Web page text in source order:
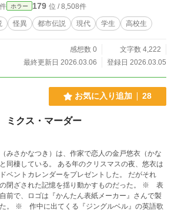
ホラー 179 位 / 8,508件
怪異 都市伝説 現代 学生 高校生
感想数 0
文字数 4,222
最終更新日 2026.03.06
登録日 2026.03.05
お気に入り追加 28
ミクス・マーダー
みさかなつき）は、作家で恋人の金戸悠衣（かな
同棲している。 ある年のクリスマスの夜、悠衣は
ベントカレンダーをプレゼントした。 だがそれ
閉ざされた記憶を揺り動かすものだった。 ※ 表
前で、ロゴは『かんたん表紙メーカー』さんで製
。 ※ 作中に出てくる『ジングルベル』の英語歌